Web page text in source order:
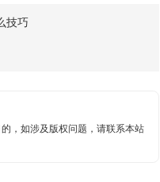
技巧
，如涉及版权问题，请联系本站